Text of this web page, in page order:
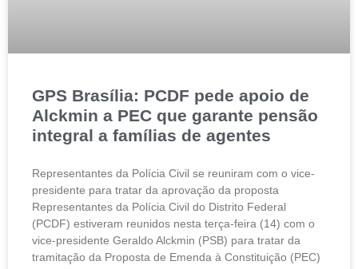
GPS Brasília: PCDF pede apoio de
Alckmin a PEC que garante pensão
integral a famílias de agentes
Representantes da Polícia Civil se reuniram com o vice-
presidente para tratar da aprovação da proposta
Representantes da Polícia Civil do Distrito Federal
(PCDF) estiveram reunidos nesta terça-feira (14) com o
vice-presidente Geraldo Alckmin (PSB) para tratar da
tramitação da Proposta de Emenda à Constituição (PEC)